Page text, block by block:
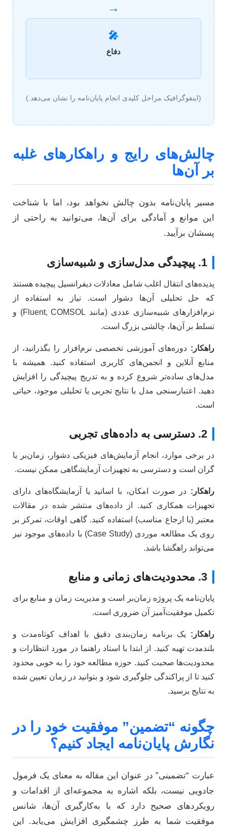
→
🎤
دفاع
(اینفوگرافیک مراحل کلیدی انجام پایان‌نامه را نشان می‌دهد.)
چالش‌های رایج و راهکارهای غلبه
بر آن‌ها
مسیر پایان‌نامه بدون چالش نخواهد بود، اما با شناخت
این موانع و آمادگی برای آن‌ها، می‌توانید به راحتی از
پسشان برآیید.
1. پیچیدگی مدل‌سازی و شبیه‌سازی
پدیده‌های انتقال اغلب شامل معادلات دیفرانسیل پیچیده هستند
که حل تحلیلی آن‌ها دشوار است. نیاز به استفاده از
نرم‌افزارهای شبیه‌سازی عددی (مانند Fluent, COMSOL) و
تسلط بر آن‌ها، چالشی بزرگ است.
راهکار: دوره‌های آموزشی تخصصی نرم‌افزار را بگذرانید، از
منابع آنلاین و انجمن‌های کاربری استفاده کنید. همیشه با
مدل‌های ساده‌تر شروع کرده و به تدریج پیچیدگی را افزایش
دهید. اعتبارسنجی مدل با نتایج تجربی یا تحلیلی موجود، حیاتی
است.
2. دسترسی به داده‌های تجربی
در برخی موارد، انجام آزمایش‌های فیزیکی دشوار، زمان‌بر یا
گران است و دسترسی به تجهیزات آزمایشگاهی ممکن نیست.
راهکار: در صورت امکان، با اساتید یا آزمایشگاه‌های دارای
تجهیزات همکاری کنید. از داده‌های منتشر شده در مقالات
معتبر (با ارجاع مناسب) استفاده کنید. گاهی اوقات، تمرکز بر
روی یک مطالعه موردی (Case Study) با داده‌های موجود نیز
می‌تواند راهگشا باشد.
3. محدودیت‌های زمانی و منابع
پایان‌نامه یک پروژه زمان‌بر است و مدیریت زمان و منابع برای
تکمیل موفقیت‌آمیز آن ضروری است.
راهکار: یک برنامه زمان‌بندی دقیق با اهداف کوتاه‌مدت و
بلندمدت تهیه کنید. از ابتدا با استاد راهنما در مورد انتظارات و
محدودیت‌ها صحبت کنید. حوزه مطالعه خود را به خوبی محدود
کنید تا از پراکندگی جلوگیری شود و بتوانید در زمان تعیین شده
به نتایج برسید.
چگونه “تضمین” موفقیت خود را در
نگارش پایان‌نامه ایجاد کنیم؟
عبارت “تضمینی” در عنوان این مقاله به معنای یک فرمول
جادویی نیست، بلکه اشاره به مجموعه‌ای از اقدامات و
رویکردهای صحیح دارد که با به‌کارگیری آن‌ها، شانس
موفقیت شما به طرز چشمگیری افزایش می‌یابد. این